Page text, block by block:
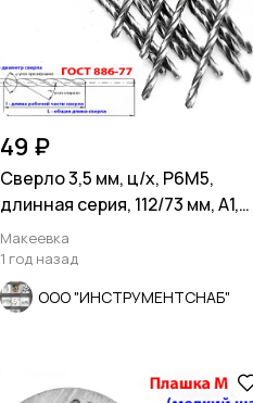
49 ₽
Сверло 3,5 мм, ц/х, Р6М5,
длинная серия, 112/73 мм, А1,
СССР.
Макеевка
1 год назад
ООО "ИНСТРУМЕНТСНАБ"